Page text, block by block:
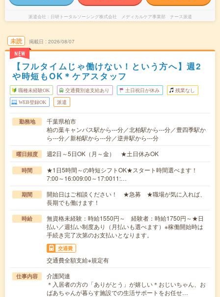
派遣会社 日研トータルソーシング株式会社 メディカルケア事業部 ナース派遣
未読
NEW
掲載日 2026/08/07
【フルタイムじゃ働けない！という方へ】週2
や時短もOK＊ケアスタッフ
職種未経験OK 交通費別途支給あり 土日祝日が休み 残業なし
WEB登録OK 派遣
勤務地
千葉県柏市
柏の葉キャンパス駅から---分／北柏駅から---分／豊四季駅か
ら---分／新柏駅から---分／逆井駅から---分
曜日頻度 週2日～5日OK（月～金） ★土日休みOK
時間
★1日5時間～の時短シフトOK★スタート時間選べます！
7:00～16:009:00～17:0011:…
期間
開始日はご相談ください！ ★急募 ★職場が気に入れば、
長期でも働けます！
時給
無資格未経験：時給1550円～ 経験者：時給1750円～★日
払い／週払い制度あり（月払いも選べます）※稼働開始時は
手続き完了次第のお支払いとなります。
交通費
交通費全額支給※規定有
仕事内容
介護関連
＊入居者の方の「ありがとう」が嬉しい＊おじいちゃん、お
ばあちゃんが暮らす施設での生活サポートをお任せ…